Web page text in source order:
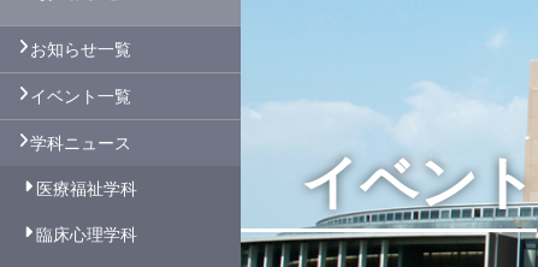
イベント
お知らせ一覧
イベント一覧
学科ニュース
医療福祉学科
臨床心理学科